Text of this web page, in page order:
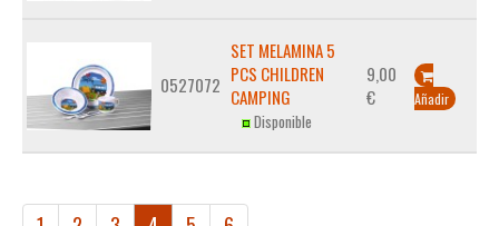
0527072
SET MELAMINA 5
PCS CHILDREN
CAMPING
Disponible
9,00
€
Añadir